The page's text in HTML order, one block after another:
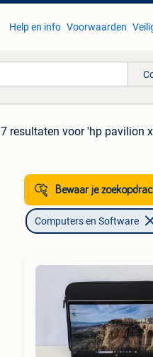
Help en info Voorwaarden
7 resultaten voor 'hp pavilion
Bewaar je
Computers en Software